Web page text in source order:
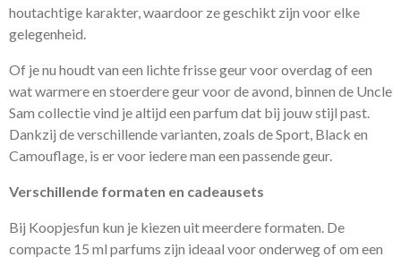
houtachtige karakter, waardoor ze geschikt zijn voor elke
gelegenheid.
Of je nu houdt van een lichte frisse geur voor overdag of een
wat warmere en stoerdere geur voor de avond, binnen de Uncle
Sam collectie vind je altijd een parfum dat bij jouw stijl past.
Dankzij de verschillende varianten, zoals de Sport, Black en
Camouflage, is er voor iedere man een passende geur.
Verschillende formaten en cadeausets
Bij Koopjesfun kun je kiezen uit meerdere formaten. De
compacte 15 ml parfums zijn ideaal voor onderweg of om een